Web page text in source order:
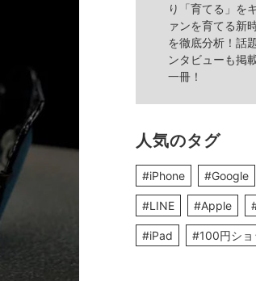
り「育てる」を
ァンを育てる新
を徹底分析！話
ンタビューも掲
一冊！
人気のタグ
#iPhone #Google
#LINE #Apple
#iPad #100円ショ